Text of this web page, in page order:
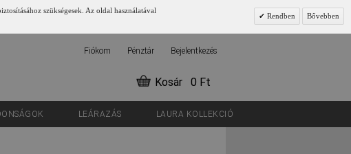
szükségesek. Az oldal használatával
Rendben Bővebben
Kosár 0 Ft
Fiókom Pénztár Bejelentkezés
LEÁRAZÁS LAURA KOLLEKCIÓ